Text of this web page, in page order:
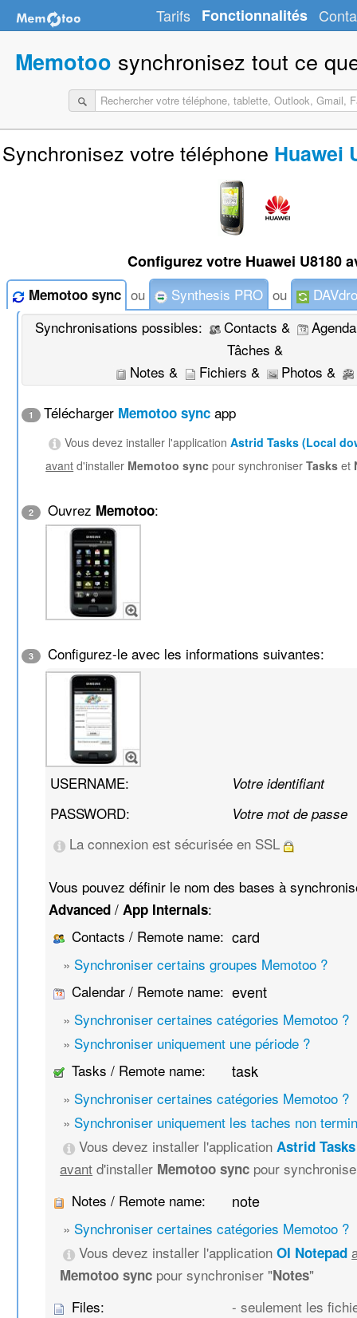
Tarifs Fonctionnalités
Memotoo synchronisez tout ce
Synchronisez votre téléphone Huawei
Configurez votre Huawei U8180
Memotoo sync ou Synthesis PRO ou
Synchronisations possibles:
Contacts &
Tâches &
Notes &
Fichiers & Photos &
1 Télécharger Memotoo sync app
Vous devez installer l'applicationAstrid Tasks (Local
avant d'installer Memotoo sync pour synchroniserTasks et
2 Ouvrez Memotoo:
3 Configurez-le avec les informations suivantes:
USERNAME: Votre identifiant
PASSWORD: Votre mot de passe
La connexion est sécurisée en SSL
Vous pouvez définir le nom des bases à
Advanced /App Internals:
Contacts / Remote name: card
» Synchroniser certains groupes Memotoo ?
Calendar / Remote name: event
» Synchroniser certaines catégories Memotoo ?
» Synchroniser uniquement une période ?
Tasks / Remote name:
task
» Synchroniser certaines catégories Memotoo ?
» Synchroniser uniquement les taches non
Vous devez installer l'applicationAstrid
avant d'installer Memotoo sync pour
Notes / Remote name:
note
» Synchroniser certaines catégories Memotoo ?
Vous devez installer l'applicationOI Notepad
Memotoo sync pour synchroniser "Notes"
Files:
- seulement les